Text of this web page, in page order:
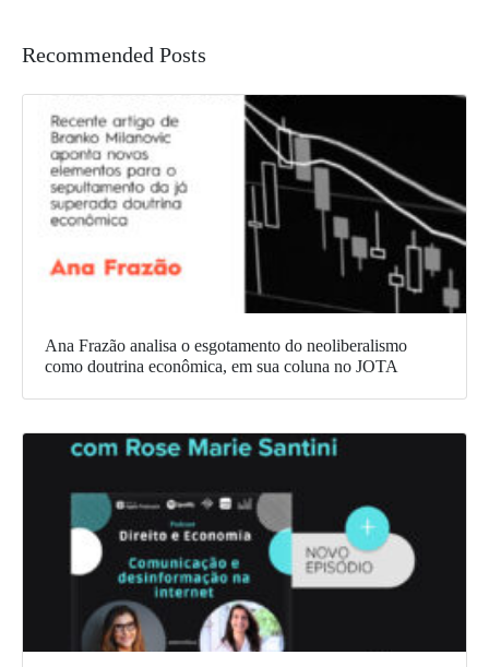
Recommended Posts
Ana Frazão analisa o esgotamento do neoliberalismo
como doutrina econômica, em sua coluna no JOTA